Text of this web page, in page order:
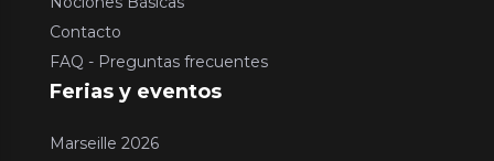
Contacto
FAQ - Preguntas frecuentes
Ferias y eventos
Marseille 2026